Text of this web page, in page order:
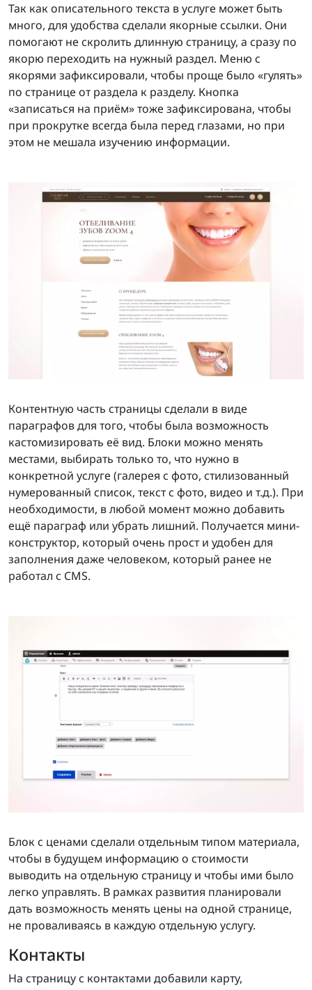
Так как описательного текста в услуге может быть
много, для удобства сделали якорные ссылки. Они
помогают не скролить длинную страницу, а сразу по
якорю переходить на нужный раздел. Меню с
якорями зафиксировали, чтобы проще было «гулять»
по странице от раздела к разделу. Кнопка
«записаться на приём» тоже зафиксирована, чтобы
при прокрутке всегда была перед глазами, но при
этом не мешала изучению информации.
Контентную часть страницы сделали в виде
параграфов для того, чтобы была возможность
кастомизировать её вид. Блоки можно менять
местами, выбирать только то, что нужно в
конкретной услуге (галерея с фото, стилизованный
нумерованный список, текст с фото, видео и т.д.). При
необходимости, в любой момент можно добавить
ещё параграф или убрать лишний. Получается мини-
конструктор, который очень прост и удобен для
заполнения даже человеком, который ранее не
работал с CMS.
Блок с ценами сделали отдельным типом материала,
чтобы в будущем информацию о стоимости
выводить на отдельную страницу и чтобы ими было
легко управлять. В рамках развития планировали
дать возможность менять цены на одной странице,
не проваливаясь в каждую отдельную услугу.
Контакты
На страницу с контактами добавили карту,